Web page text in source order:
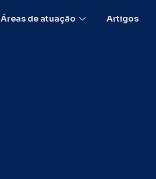
Áreas de atuação Artigos